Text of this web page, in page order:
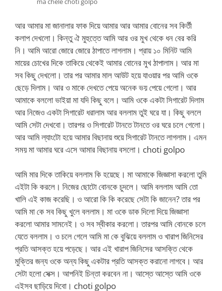
আর আমার মা জানালার ফাক দিয়ে আমার আর আমার বোনের সব কির্তী
কলাপ দেখলো। কিন্তু ঐ মুহুত্তে আমি আর ওর মুখ থেকে ধন বের করি
নি। আমি আরো জোরে জোরে ঠাপাতে লাগলাম। প্রায় ১০ মিনিট আমি
মায়ের চোখের দিকে তাকিয়ে থেকেই আমার বোনের মুখ ঠাপালাম। আর মা
সব কিছু দেখলো। তার পর আমার মাল আউট হয়ে যাওয়ার পর আমি ওকে
ছেড়ে দিলাম। আর ও মাকে দেখতে পেয়ে অনেক ভয় পেয়ে গেলো। আর
আমাকে বললো ভাইয়া মা যদি কিছু বলে। আমি ওকে একটা সিগারেট দিলাম
আর নিজেও একটা সিগারেট ধরালাম আর বললাম তুই ঘরে যা। কিছু বললে
আমি সেটা দেখবো। তারপর ও সিগারেট টানতে টানতে ওর ঘরে চলে গেলো।
আর আমি ল্যাংটো হয়ে আমার বিছানায় শুয়ে সিগারেট টানতে লাগলাম। এমন
সময় মা আমার ঘরে এসে আমার বিছানায় বসলো। choti golpo
আমি মার দিকে তাকিয়ে বললাম কি হয়েছে। মা আমাকে জিজ্ঞাসা করলো তুমি
এইটা কি করলে। নিজের ছোটো বোনকে চুদলে। আমি বললাম আমি তো
খালি এই কাজ করেছি। ও আরো কি কি করেছে সেটা কি জানেন? তার পর
আমি মা কে সব কিছু খুলে বললাম। মা ওকে ডাক দিলো দিয়ে জিজ্ঞাসা
করলো আমার সামনেই। ও সব স্বীকার করলো। তারপর আমি বোনকে চলে
যেতে বললাম। ও চলে গেলে আমি মা কে বুঝিয়ে বললাম ও খারাপ জিনিসের
প্রতি আসক্ত হয়ে পড়েছে। আর এই খারাপ জিনিসের আসক্তি থেকে
মুক্তির জন্য ওকে অন্য কিছু একটার প্রতি আসক্ত করানো লাগবে। আর
সেটা হলো সেক্স। আপনিই চিন্তা করবেন না। আস্তে আস্তে আমি ওকে
এইসব ছাড়িয়ে দিবো। choti golpo